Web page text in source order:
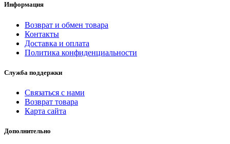
Информация
Возврат и обмен товара
Контакты
Доставка и оплата
Политика конфиденциальности
Служба поддержки
Связаться с нами
Возврат товара
Карта сайта
Дополнительно